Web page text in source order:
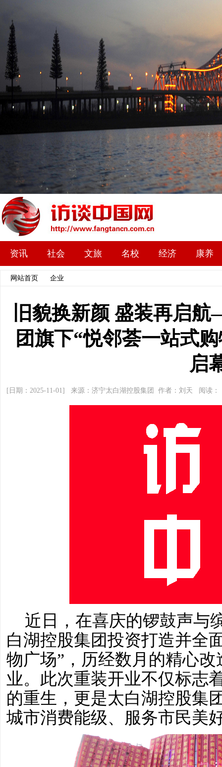
资讯 社会 文旅 名校 经济 康养
网站首页 企业
旧貌换新颜 盛装再启
团旗下“悦邻荟一站式
启
[日期：2025-11-01] 来源：济宁太白湖控股集团 作者：刘天 阅读：
近日，在喜庆的锣鼓声与
白湖控股集团投资打造并全
物广场”，历经数月的精心
业。此次重装开业不仅标志
的重生，更是太白湖控股集
城市消费能级、服务市民美